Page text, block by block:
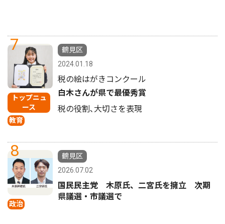
7
トップニュ
ース
教育
鶴見区
2024.01.18
税の絵はがきコンクール
白木さんが県で最優秀賞
税の役割､大切さを表現
8
政治
鶴見区
2026.07.02
国民民主党 木原氏、二宮氏を擁立 次期
県議選・市議選で